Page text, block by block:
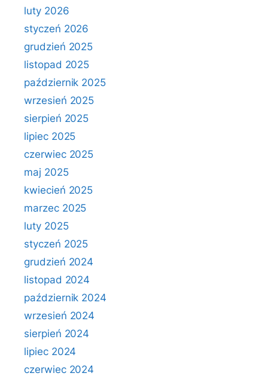
luty 2026
styczeń 2026
grudzień 2025
listopad 2025
październik 2025
wrzesień 2025
sierpień 2025
lipiec 2025
czerwiec 2025
maj 2025
kwiecień 2025
marzec 2025
luty 2025
styczeń 2025
grudzień 2024
listopad 2024
październik 2024
wrzesień 2024
sierpień 2024
lipiec 2024
czerwiec 2024